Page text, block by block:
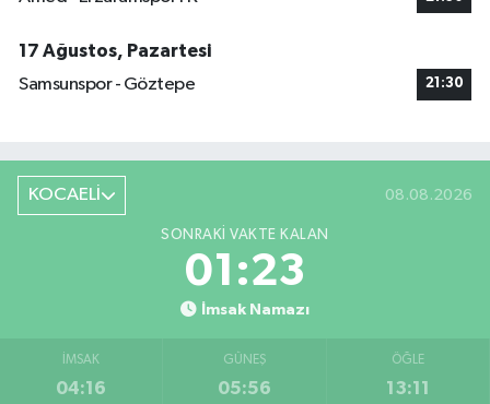
17 Ağustos, Pazartesi
Samsunspor - Göztepe
21:30
KOCAELİ 08.08.2026
SONRAKI VAKTE KALAN
01:23
İmsak Namazı
İMSAK
04:16
GÜNEŞ
05:56
ÖĞLE
13:11